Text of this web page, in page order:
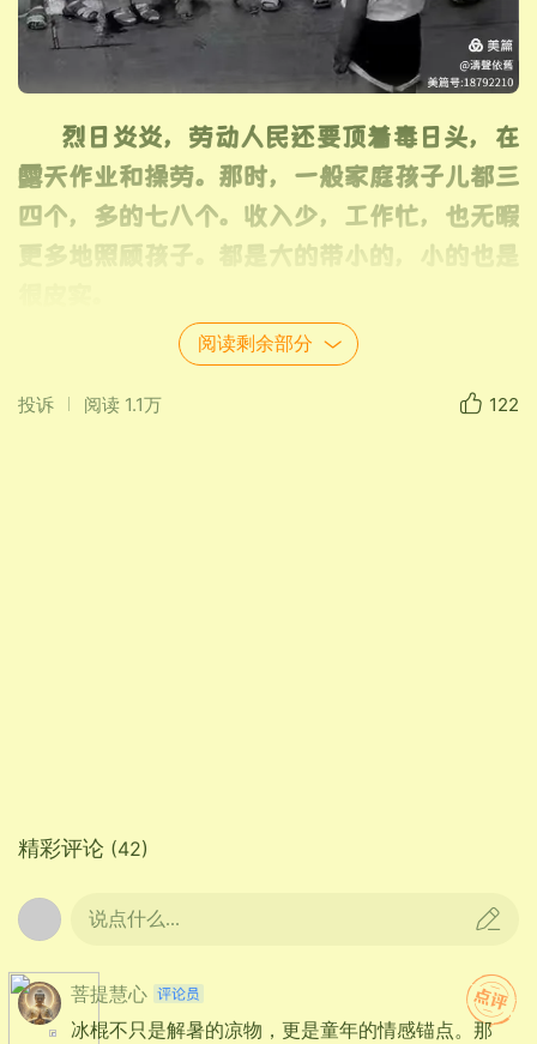
烈日炎炎，劳动人民还要顶着毒日头，在
露天作业和操劳。那时，一般家庭孩子儿都三
四个，多的七八个。收入少，工作忙，也无暇
更多地照顾孩子。都是大的带小的，小的也是
现在到了夏天，各种饮料和水果陆续上
瓜、南方的椰子、火龙果、荔枝、橙子、桔
阅读剩余部分
投诉 阅读 1.1万 122
精彩评论 (42)
说点什么...
菩提慧心
冰棍不只是解暑的凉物，更是童年的情感锚点。那